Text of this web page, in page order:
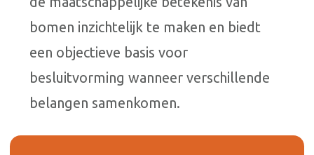
bomen inzichtelijk te maken en biedt
een objectieve basis voor
besluitvorming wanneer verschillende
belangen samenkomen.